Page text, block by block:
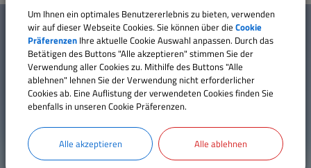
Gemeinderat
Gemeindeteile
Dorfwettbewerb
Mitteilungsblatt
W
c
h
t
Mehr entdecken
Kontakt
Inhaltsverzeichnis
Impressum
Erklärung zur Barrierefreiheit
Cookie Einstellungen
Um Ihnen ein optimales Benutzererlebnis zu bieten, verwenden
wir auf dieser Webseite Cookies. Sie können über die Cookie
Präferenzen Ihre aktuelle Cookie Auswahl anpassen. Durch das
Betätigen des Buttons "Alle akzeptieren" stimmen Sie der
Verwendung aller Cookies zu. Mithilfe des Buttons "Alle
ablehnen" lehnen Sie der Verwendung nicht erforderlicher
Cookies ab. Eine Auflistung der verwendeten Cookies finden Sie
ebenfalls in unseren Cookie Präferenzen.
Alle akzeptieren Alle ablehnen